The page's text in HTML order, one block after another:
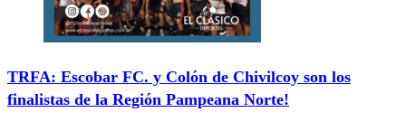
TRFA: Escobar FC. y Colón de Chivilcoy son los
finalistas de la Región Pampeana Norte!